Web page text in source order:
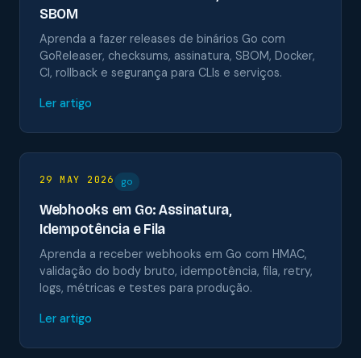
SBOM
Aprenda a fazer releases de binários Go com
GoReleaser, checksums, assinatura, SBOM, Docker,
CI, rollback e segurança para CLIs e serviços.
Ler artigo
29 MAY 2026 go
Webhooks em Go: Assinatura,
Idempotência e Fila
Aprenda a receber webhooks em Go com HMAC,
validação do body bruto, idempotência, fila, retry,
logs, métricas e testes para produção.
Ler artigo